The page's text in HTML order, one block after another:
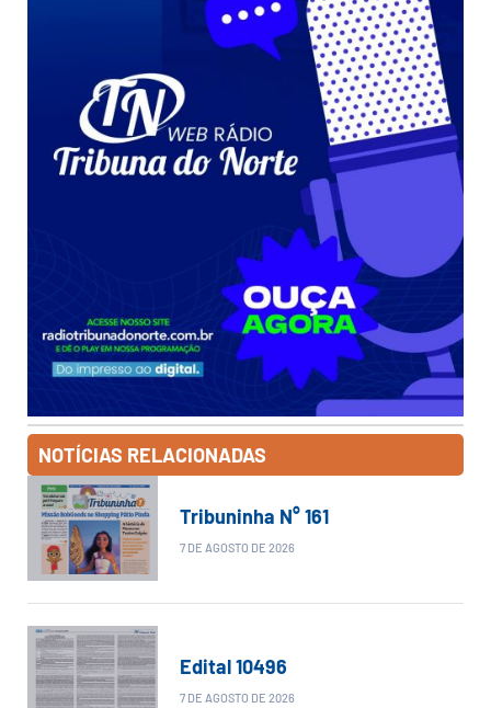
NOTÍCIAS RELACIONADAS
Tribuninha N° 161
7 DE AGOSTO DE 2026
Edital 10496
7 DE AGOSTO DE 2026